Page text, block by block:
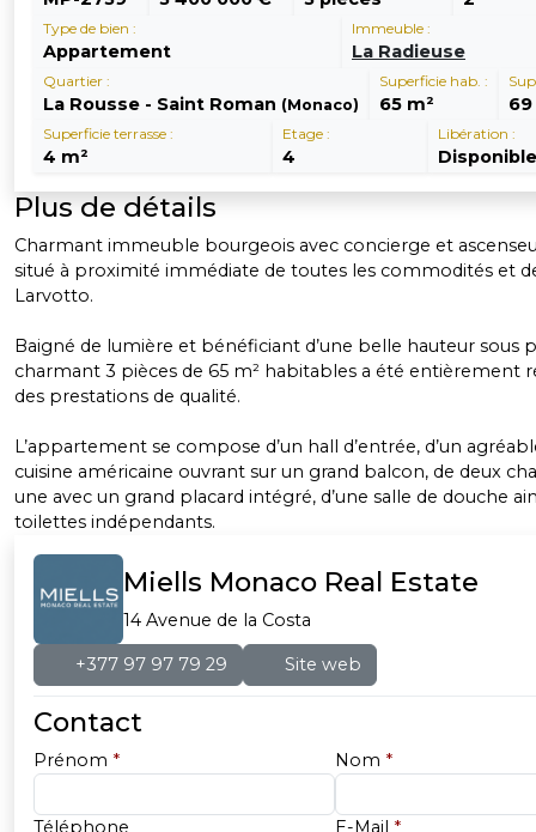
Type de bien :
Appartement
Immeuble :
La Radieuse
Quartier :
La Rousse - Saint Roman (Monaco)
Superficie hab. :
65 m² 69
Superficie terrasse :
4 m²
Etage :
4
Libération :
Plus de détails
Charmant immeuble bourgeois avec concierge et
situé à proximité immédiate de toutes les commodités et
Larvotto.
Baigné de lumière et bénéficiant d’une belle hauteur sous
charmant 3 pièces de 65 m² habitables a été entièrement
des prestations de qualité.
L’appartement se compose d’un hall d’entrée, d’un
cuisine américaine ouvrant sur un grand balcon, de deux
une avec un grand placard intégré, d’une salle de douche
toilettes indépendants.
Miells Monaco Real Estate
14 Avenue de la Costa
+377 97 97 79 29 Site web
Contact
Prénom * Nom *
Téléphone E-Mail *